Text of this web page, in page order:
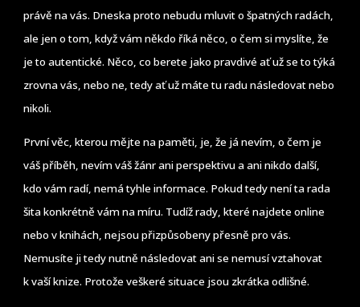
právě na vás. Dneska proto nebudu mluvit o špatných radách,
ale jen o tom, když vám někdo říká něco, o čem si myslíte, že
je to autentické. Něco, co berete jako pravdivé ať už se to týká
zrovna vás, nebo ne, tedy ať už máte tu radu následovat nebo
nikoli.
První věc, kterou mějte na paměti, je, že já nevím, o čem je
váš příběh, nevím váš žánr ani perspektivu a ani nikdo další,
kdo vám radí, nemá tyhle informace. Pokud tedy není ta rada
šita konkrétně vám na míru. Tudíž rady, které najdete online
nebo v knihách, nejsou přizpůsobeny přesně pro vás.
Nemusíte ji tedy nutně následovat ani se nemusí vztahovat
k vaší knize. Protože veškeré situace jsou zkrátka odlišné.